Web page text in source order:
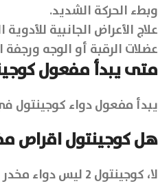
وبطء الحركة الشديد.
علاج الأعراض الجانبية
عضلات الرقبة أو الوجه
متى يبدأ مفعول
يبدأ مفعول دواء كوجينتول
هل كوجينتول اقراص
لا، كوجينتول 2 ليس دواء مخدر ولا ينتمي لجدول المواد المخدرة أو الأفيونات.